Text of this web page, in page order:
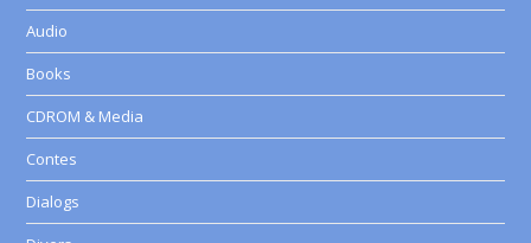
Audio
Books
CDROM & Media
Contes
Dialogs